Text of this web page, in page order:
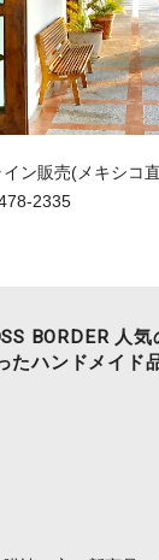
イン販売(メキシコ
2335
BORDER 人
たハンドメイド